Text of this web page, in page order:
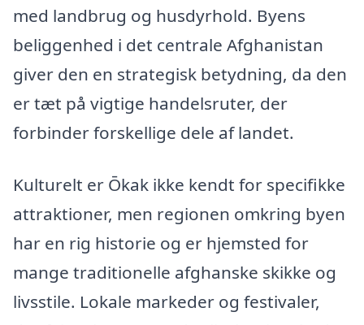
med landbrug og husdyrhold. Byens
beliggenhed i det centrale Afghanistan
giver den en strategisk betydning, da den
er tæt på vigtige handelsruter, der
forbinder forskellige dele af landet.
Kulturelt er Ōkak ikke kendt for specifikke
attraktioner, men regionen omkring byen
har en rig historie og er hjemsted for
mange traditionelle afghanske skikke og
livsstile. Lokale markeder og festivaler,